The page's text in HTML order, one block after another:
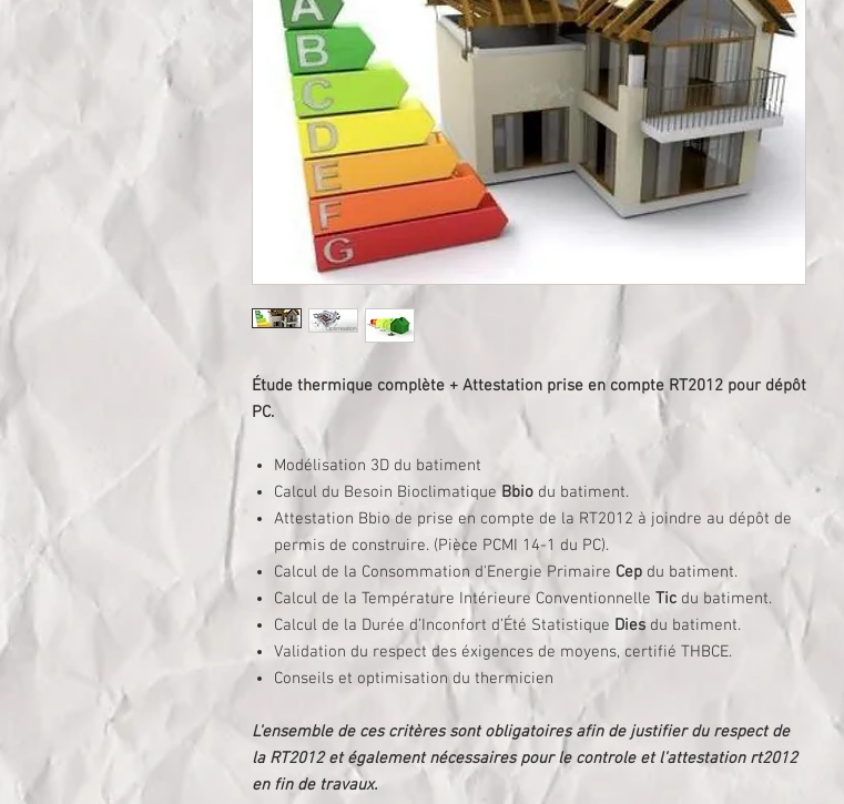
Étude thermique complète + Attestation prise en compte RT2012 pour dépôt
PC.
Modélisation 3D du batiment
Calcul du Besoin BioclimatiqueBbio du batiment.
Attestation Bbio de prise en compte de la RT2012 à joindre au dépôt de
permis de construire. (Pièce PCMI 14-1 du PC).
Calcul de la Consommation d'Energie Primaire Cep du batiment.
Calcul de la Température Intérieure Conventionnelle Tic du batiment.
Calcul de la Durée d’Inconfort d’Été Statistique Dies du batiment.
Validation du respect des éxigences de moyens, certifié THBCE.
Conseils et optimisation du thermicien
L'ensemble de ces critères sont obligatoires afin de justifier du respect de
la RT2012 et également nécessaires pour le controle et l'attestation rt2012
en fin de travaux.